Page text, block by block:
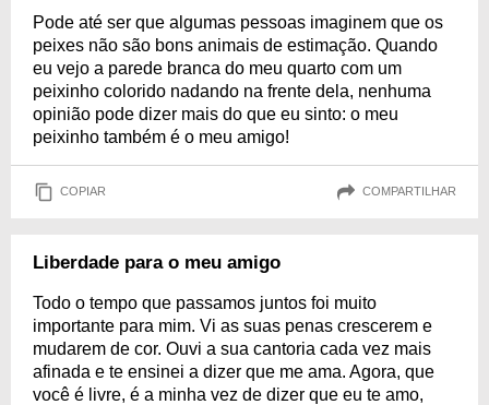
Pode até ser que algumas pessoas imaginem que os
peixes não são bons animais de estimação. Quando
eu vejo a parede branca do meu quarto com um
peixinho colorido nadando na frente dela, nenhuma
opinião pode dizer mais do que eu sinto: o meu
peixinho também é o meu amigo!
COPIAR COMPARTILHAR
Liberdade para o meu amigo
Todo o tempo que passamos juntos foi muito
importante para mim. Vi as suas penas crescerem e
mudarem de cor. Ouvi a sua cantoria cada vez mais
afinada e te ensinei a dizer que me ama. Agora, que
você é livre, é a minha vez de dizer que eu te amo,